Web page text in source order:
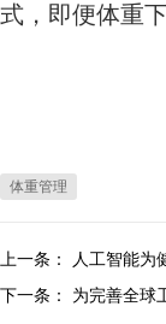
式，即便体重
体重管理
上一条：
人工智能为
下一条： 为完善全球